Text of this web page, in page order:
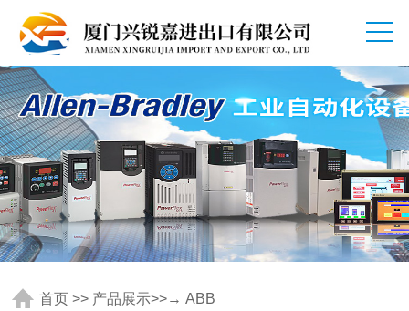
首页 >> 产品展示>>→ ABB